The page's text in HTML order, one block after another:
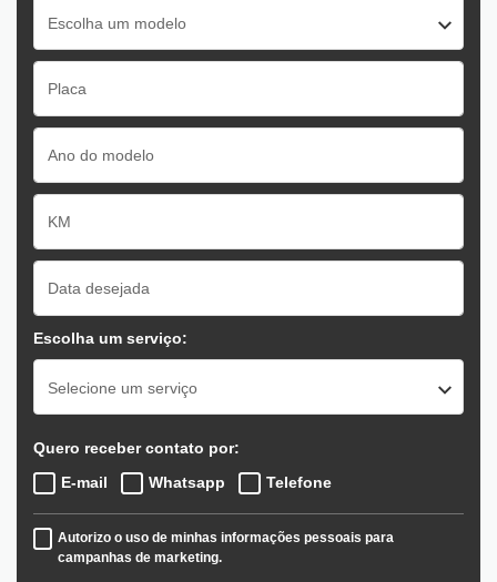
Escolha um modelo
Escolha um serviço:
Selecione um serviço
Quero receber contato por:
E-mail
Whatsapp Telefone
Autorizo o uso de minhas informações pessoais para
campanhas de marketing.